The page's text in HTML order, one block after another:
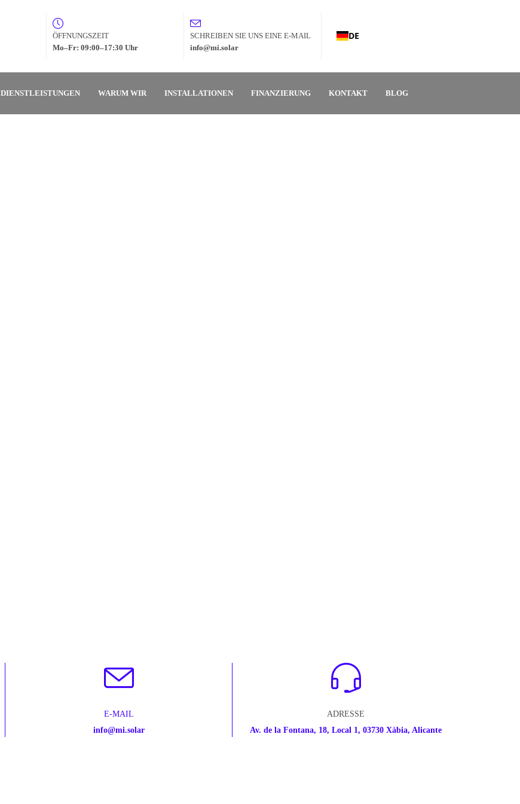
ÖFFNUNGSZEIT
Mo–Fr: 09:00–17:30 Uhr
SCHREIBEN SIE UNS EINE E-MAIL
info@mi.solar
DE
DIENSTLEISTUNGEN WARUM WIR INSTALLATIONEN FINANZIERUNG KONTAKT BLOG
E-MAIL
info@mi.solar
ADRESSE
Av. de la Fontana, 18, Local 1, 03730 Xàbia, Alicante